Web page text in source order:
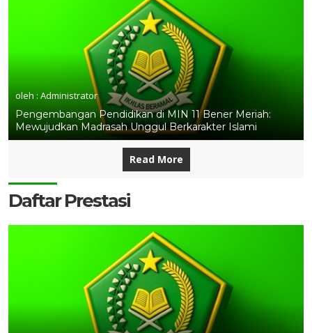
oleh : Administrator
Pengembangan Pendidikan di MIN 11 Bener Meriah:
Mewujudkan Madrasah Unggul Berkarakter Islami
Read More
Daftar Prestasi